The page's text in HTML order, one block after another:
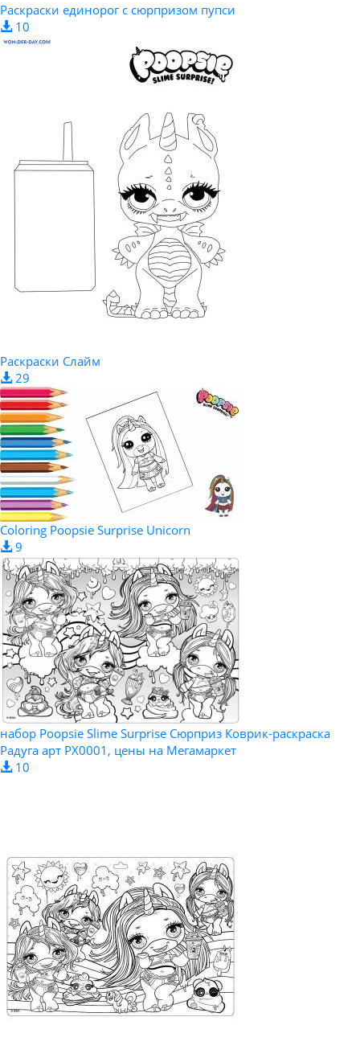
Раскраски единорог с сюрпризом пупси
10
Раскраски Слайм
29
Coloring Poopsie Surprise Unicorn
9
набор Poopsie Slime Surprise Сюрприз Коврик-раскраска
Радуга арт PX0001, цены на Мегамаркет
10